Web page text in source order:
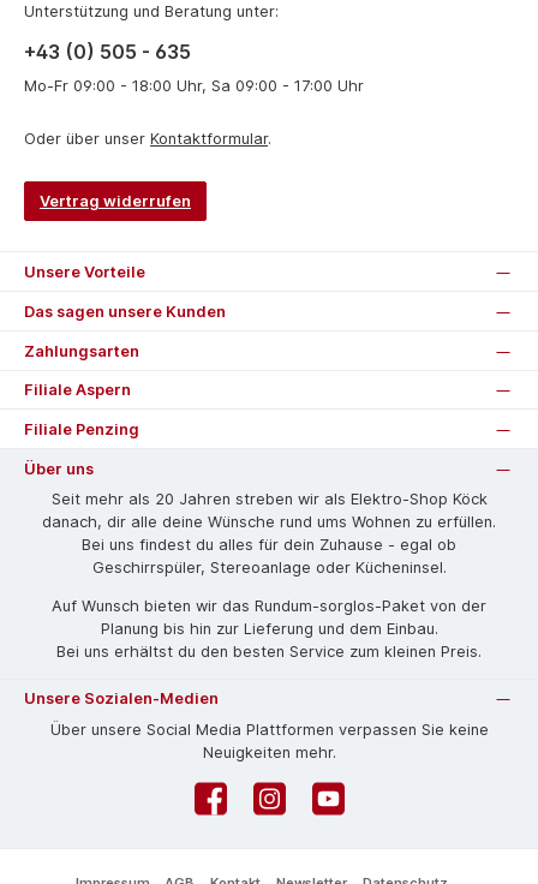
Unterstützung und Beratung unter:
+43 (0) 505 - 635
Mo-Fr 09:00 - 18:00 Uhr, Sa 09:00 - 17:00 Uhr
Oder über unser Kontaktformular.
Vertrag widerrufen
Unsere Vorteile
Das sagen unsere Kunden
Zahlungsarten
Filiale Aspern
Filiale Penzing
Über uns
Seit mehr als 20 Jahren streben wir als Elektro-Shop Köck
danach, dir alle deine Wünsche rund ums Wohnen zu erfüllen.
Bei uns findest du alles für dein Zuhause - egal ob
Geschirrspüler, Stereoanlage oder Kücheninsel.
Auf Wunsch bieten wir das Rund­um-sorg­los-Pa­ket von der
Planung bis hin zur Lieferung und dem Einbau.
Bei uns erhältst du den besten Service zum kleinen Preis.
Unsere Sozialen-Medien
Über unsere Social Media Plattformen verpassen Sie keine
Neuigkeiten mehr.
FacebookInstagramYouTube